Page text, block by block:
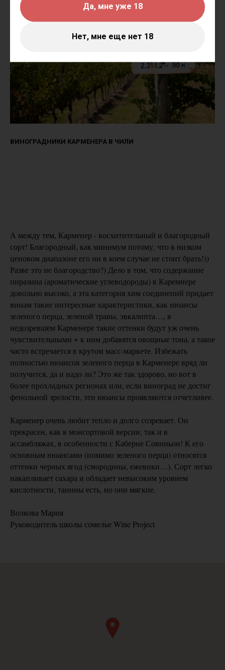
Да, мне уже 18
Нет, мне еще нет 18
ВИНОГРАДНИКИ КАРМЕНЕРА В ЧИЛИ
А между тем, Карменер - восхитительный и благородный
сорт! Благородный, как минимум потому, что в низком
ценовом диапазоне его ни в коем случае не стоит брать!))
Разве это не благородство?) Дело в том, что содержание
пиразина (ароматические углеводороды) в Каремнере
довольно высоко, а эта категория хим соединений придает
винам такие интересные характеристики, как нюансы
зеленого перца, зеленой травы, эвкалипта…, в
недозревшем Карменере такие оттенки будут уж очень
чувствительными + к ним добавятся овощные тона, а такое
часто встречается в крутом масс-маркете. Избежать
полностью нюансов зеленого перца в Карменере вряд ли
получится, да и надо ли? Это же так здорово, но вот в
более прохладных регионах или, если виноград не достиг
фенольной зрелости, эти нюансы проявляются отчетливее.
Карменер очень любит тепло и долго созревает. Он
прекрасен, как в монсортовой версии, так и в
ассамбляжах, в особенности с Каберне Совиньон! К его
основным нюансами (помимо зеленого перца) относятся
оттенки черных ягод (смородины, ежевики…). Сорт легко
накапливает сахара и обладает невысоким уровнем
кислотности, танины есть, но они мягкие.
Волкова Мария
Руководитель школы сомелье Wine Project